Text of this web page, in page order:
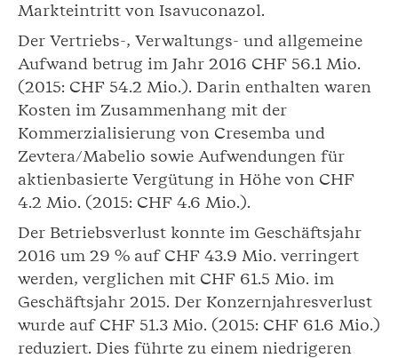
Markteintritt von Isavuconazol.
Der Vertriebs-, Verwaltungs- und allgemeine
Aufwand betrug im Jahr 2016 CHF 56.1 Mio.
(2015: CHF 54.2 Mio.). Darin enthalten waren
Kosten im Zusammenhang mit der
Kommerzialisierung von Cresemba und
Zevtera/Mabelio sowie Aufwendungen für
aktienbasierte Vergütung in Höhe von CHF
4.2 Mio. (2015: CHF 4.6 Mio.).
Der Betriebsverlust konnte im Geschäftsjahr
2016 um 29 % auf CHF 43.9 Mio. verringert
werden, verglichen mit CHF 61.5 Mio. im
Geschäftsjahr 2015. Der Konzernjahresverlust
wurde auf CHF 51.3 Mio. (2015: CHF 61.6 Mio.)
reduziert. Dies führte zu einem niedrigeren